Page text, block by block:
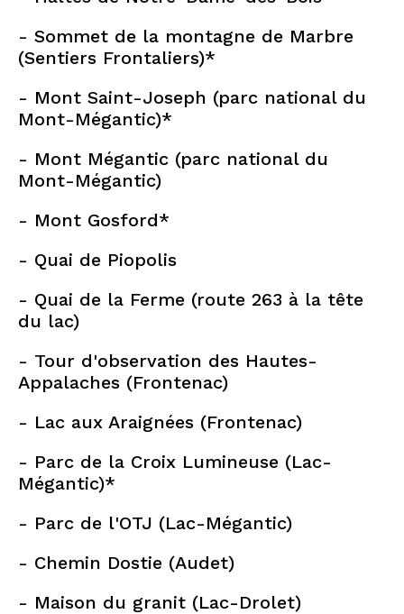
- Sommet de la montagne de Marbre
(Sentiers Frontaliers)*
- Mont Saint-Joseph (parc national du
Mont-Mégantic)*
- Mont Mégantic (parc national du
Mont-Mégantic)
- Mont Gosford*
- Quai de Piopolis
- Quai de la Ferme (route 263 à la tête
du lac)
- Tour d'observation des Hautes-
Appalaches (Frontenac)
- Lac aux Araignées (Frontenac)
- Parc de la Croix Lumineuse (Lac-
Mégantic)*
- Parc de l'OTJ (Lac-Mégantic)
- Chemin Dostie (Audet)
- Maison du granit (Lac-Drolet)